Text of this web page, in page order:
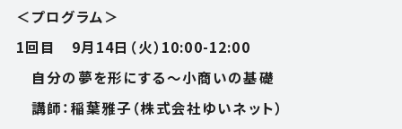
＜プログラム＞
1回目 9月14日（火）10:00-12:00
自分の夢を形にする～小商いの基礎
講師：稲葉雅子（株式会社ゆいネット）